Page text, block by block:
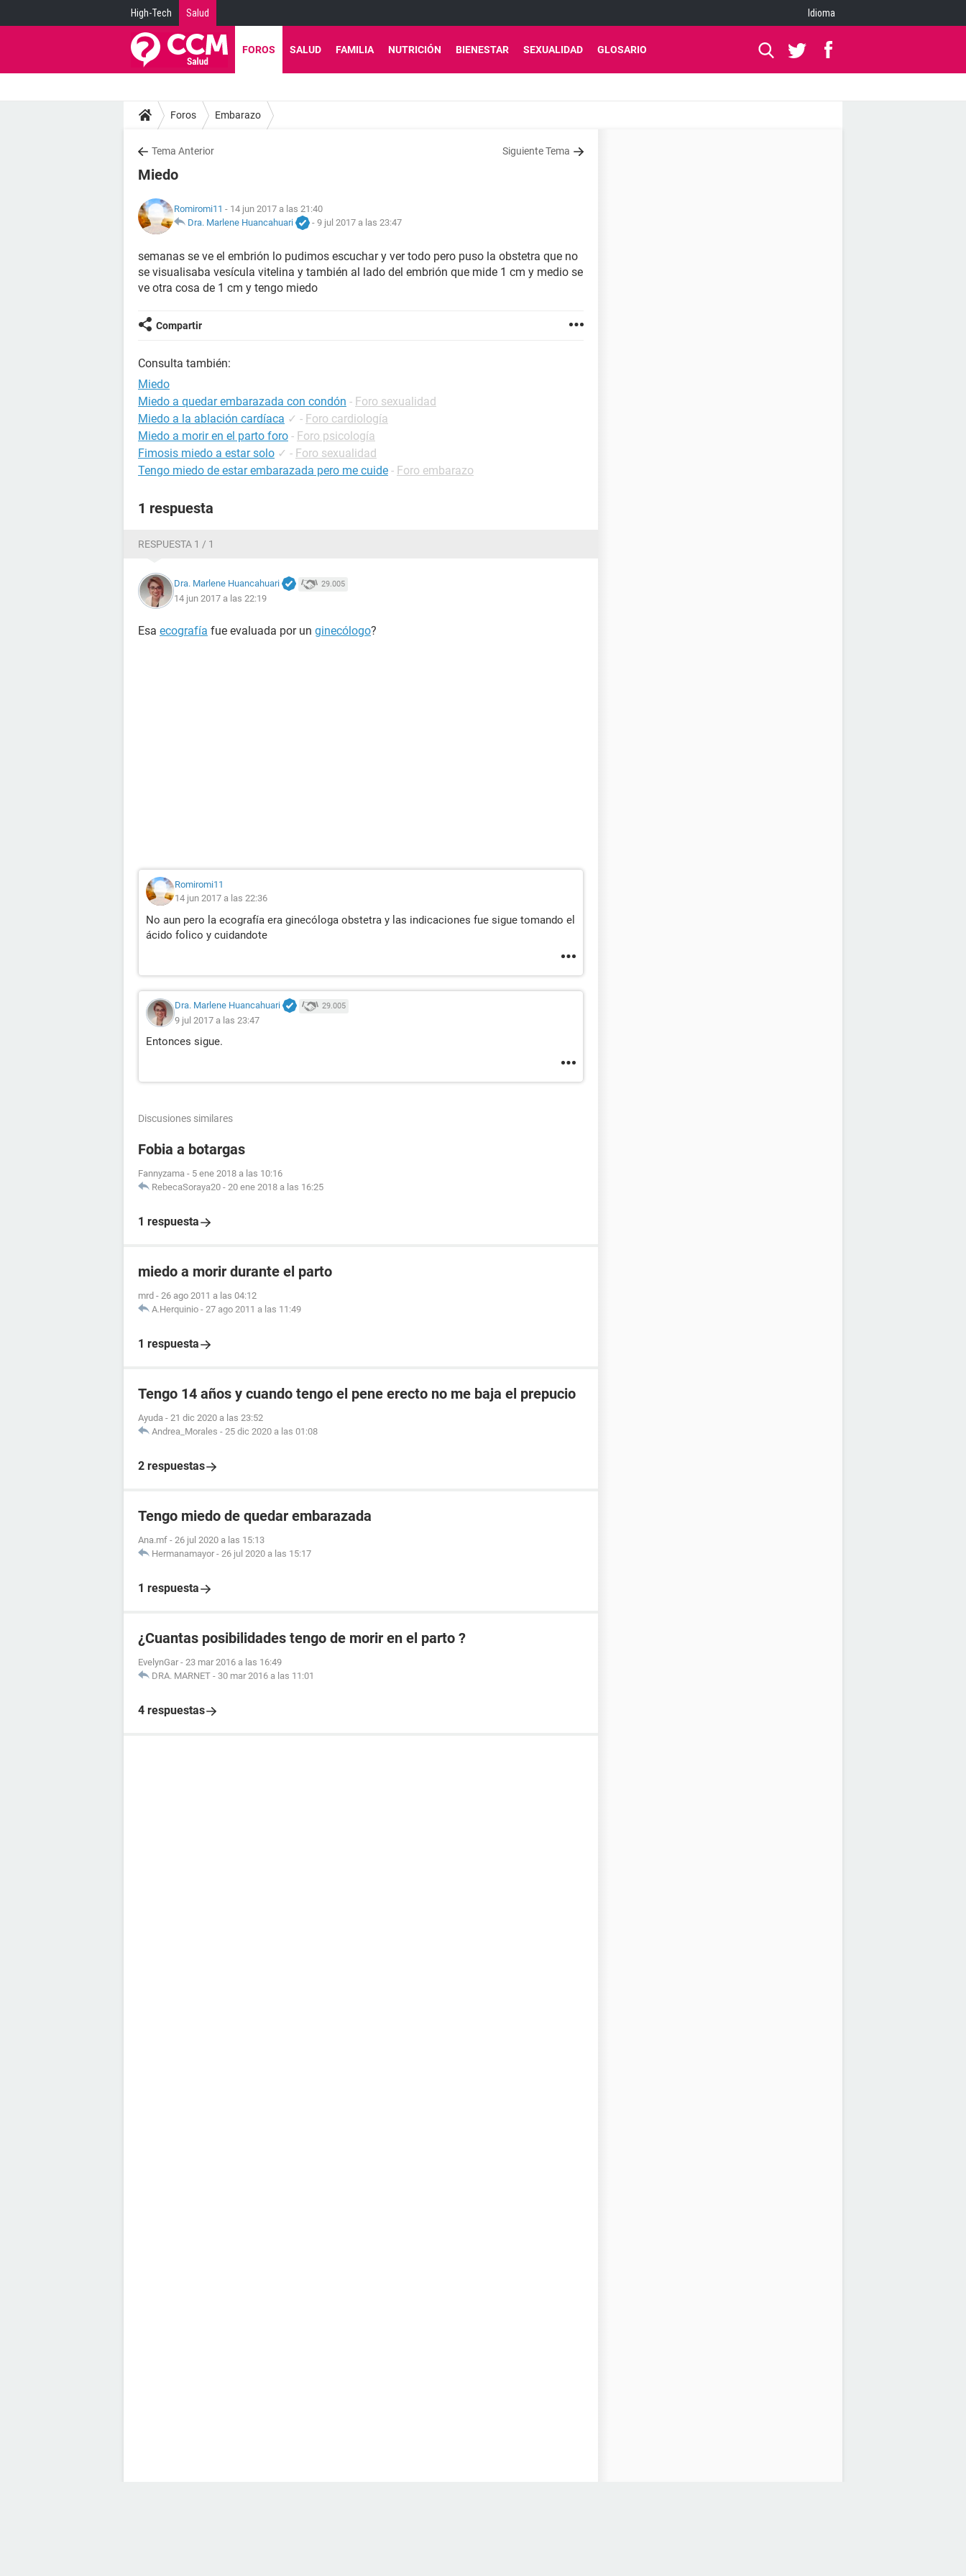
High-Tech Salud Idioma
FOROS SALUD FAMILIA NUTRICIÓN BIENESTAR SEXUALIDAD GLOSARIO
Foros Embarazo
Tema Anterior Siguiente Tema
Miedo
Romiromi11 - 14 jun 2017 a las 21:40
Dra. Marlene Huancahuari
- 9 jul 2017 a las 23:47
semanas se ve el embrión lo pudimos escuchar y ver todo pero puso la obstetra que no
se visualisaba vesícula vitelina y también al lado del embrión que mide 1 cm y medio se
ve otra cosa de 1 cm y tengo miedo
Compartir
Consulta también:
Miedo
Miedo a quedar embarazada con condón - Foro sexualidad
Miedo a la ablación cardíaca ✓ - Foro cardiología
Miedo a morir en el parto foro - Foro psicología
Fimosis miedo a estar solo ✓ - Foro sexualidad
Tengo miedo de estar embarazada pero me cuide - Foro embarazo
1 respuesta
RESPUESTA 1 / 1
Dra. Marlene Huancahuari 29.005
14 jun 2017 a las 22:19
Esa ecografía fue evaluada por un ginecólogo?
Romiromi11
14 jun 2017 a las 22:36
No aun pero la ecografía era ginecóloga obstetra y las indicaciones fue sigue tomando el
ácido folico y cuidandote
Dra. Marlene Huancahuari 29.005
9 jul 2017 a las 23:47
Entonces sigue.
Discusiones similares
Fobia a botargas
Fannyzama - 5 ene 2018 a las 10:16
RebecaSoraya20 - 20 ene 2018 a las 16:25
1 respuesta
miedo a morir durante el parto
mrd - 26 ago 2011 a las 04:12
A.Herquinio - 27 ago 2011 a las 11:49
1 respuesta
Tengo 14 años y cuando tengo el pene erecto no me baja el prepucio
Ayuda - 21 dic 2020 a las 23:52
Andrea_Morales - 25 dic 2020 a las 01:08
2 respuestas
Tengo miedo de quedar embarazada
Ana.mf - 26 jul 2020 a las 15:13
Hermanamayor - 26 jul 2020 a las 15:17
1 respuesta
¿Cuantas posibilidades tengo de morir en el parto ?
EvelynGar - 23 mar 2016 a las 16:49
DRA. MARNET - 30 mar 2016 a las 11:01
4 respuestas